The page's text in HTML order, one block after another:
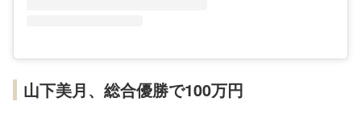
山下美月、総合優勝で100万円